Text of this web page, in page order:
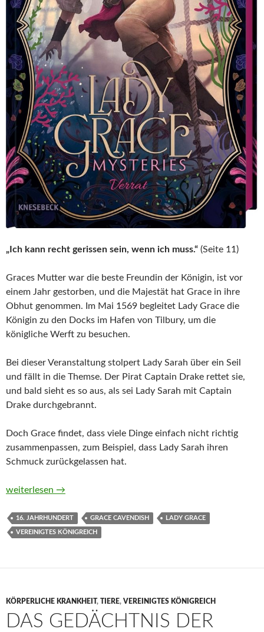
„Ich kann recht gerissen sein, wenn ich muss.“ (Seite 11)
Graces Mutter war die beste Freundin der Königin, ist vor
einem Jahr gestorben, und die Majestät hat Grace in ihre
Obhut genommen. Im Mai 1569 begleitet Lady Grace die
Königin zu den Docks im Hafen von Tilbury, um die
königliche Werft zu besuchen.
Bei dieser Veranstaltung stolpert Lady Sarah über ein Seil
und fällt in die Themse. Der Pirat Captain Drake rettet sie,
und bald sieht es so aus, als sei Lady Sarah mit Captain
Drake durchgebrannt.
Doch Grace findet, dass viele Dinge einfach nicht richtig
zusammenpassen, zum Beispiel, dass Lady Sarah ihren
Schmuck zurückgelassen hat.
Lady Grace Mysteries, Band 2. Verrat von Grace Cavendish
weiterlesen →
16. JAHRHUNDERT GRACE CAVENDISH LADY GRACE
VEREINIGTES KÖNIGREICH
KÖRPERLICHE KRANKHEIT, TIERE, VEREINIGTES KÖNIGREICH
DAS GEDÄCHTNIS DER